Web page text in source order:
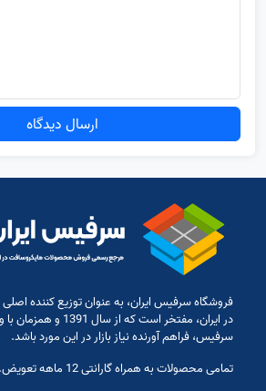
ارسال دیدگاه
فروشگاه سرفیس ایران، به عنوان توزیع کننده
در ایران، مفتخر است که از
سرفیس، فراهم آورنده نیاز بازار در این مورد باشد.
تمامی محصولات به همراه گارانتی 12 ماهه تعویض.